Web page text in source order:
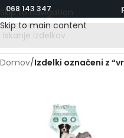
Skip to navigation
Skip to main content
068 143 347
Domov/Izdelki označeni z